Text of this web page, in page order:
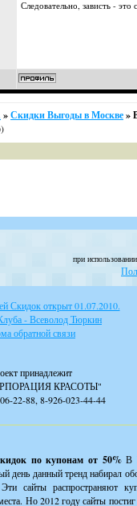
Следовательно, зависть -
»Скидки Выгоды в Москве»
при
Скидок открыт 01.07.2010.
- Всеволод Тюркин
обратной связи
принадлежит
КРАСОТЫ"
22-88, 8-926-023-44-44
по купонам от 50%В
день данный тренд набирал
сайты распространяют
Но 2012 году сайты постиг